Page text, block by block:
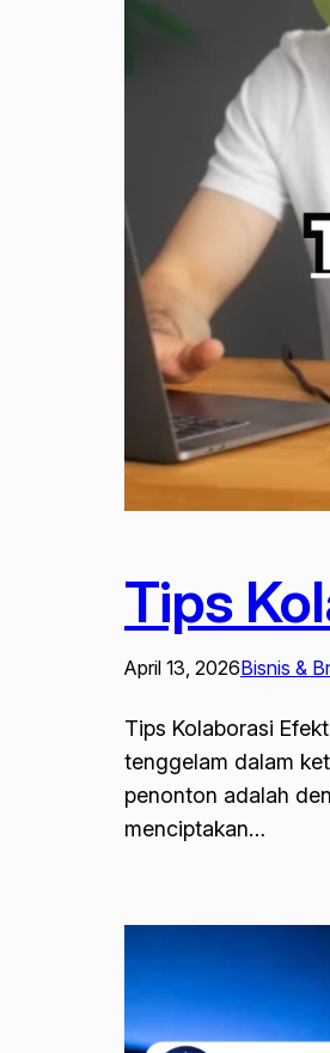
Tips
April 13, 2026Bisnis &
Tips Kolaborasi
tenggelam dalam
penonton adalah
menciptakan…